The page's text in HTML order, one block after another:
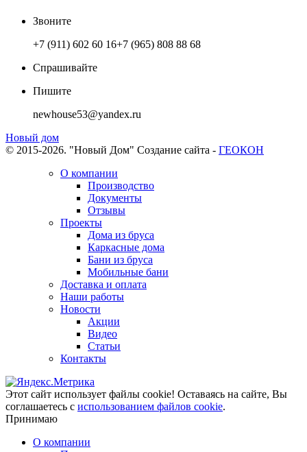
Звоните
+7 (911) 602 60 16+7 (965) 808 88 68
Спрашивайте
Пишите
newhouse53@yandex.ru
Новый дом
© 2015-2026. "Новый Дом" Создание сайта - ГЕОКОН
О компании
Производство
Документы
Отзывы
Проекты
Дома из бруса
Каркасные дома
Бани из бруса
Мобильные бани
Доставка и оплата
Наши работы
Новости
Акции
Видео
Статьи
Контакты
Этот сайт использует файлы cookie! Оставаясь на сайте, Вы
соглашаетесь с использованием файлов cookie.
Принимаю
О компании